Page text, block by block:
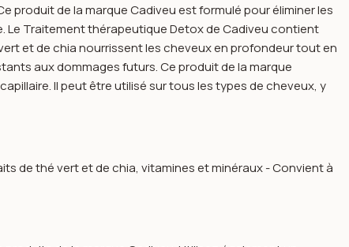
produit de la marque Cadiveu est formulé pour éliminer les
Le Traitement thérapeutique Detox de Cadiveu contient
et de chia nourrissent les cheveux en profondeur tout en
aux dommages futurs. Ce produit de la marque
Il peut être utilisé sur tous les types de cheveux, y
de thé vert et de chia, vitamines et minéraux - Convient à